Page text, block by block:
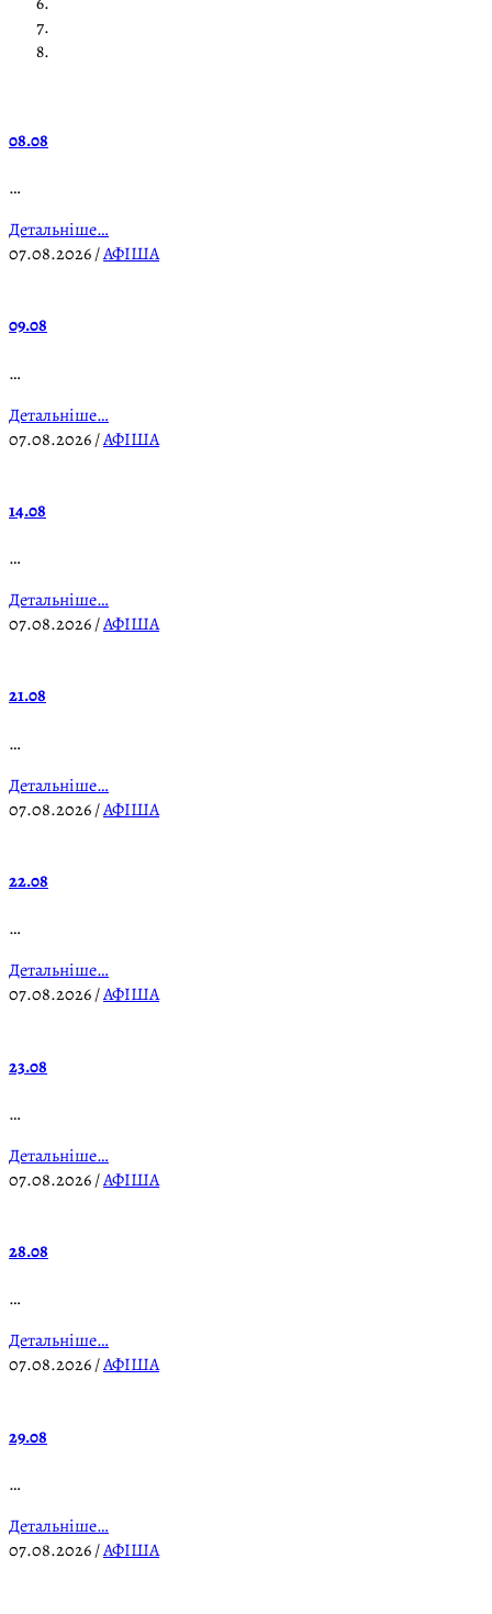
08.08
…
Детальніше…
07.08.2026/АФІША
09.08
…
Детальніше…
07.08.2026/АФІША
14.08
…
Детальніше…
07.08.2026/АФІША
21.08
…
Детальніше…
07.08.2026/АФІША
22.08
…
Детальніше…
07.08.2026/АФІША
23.08
…
Детальніше…
07.08.2026/АФІША
28.08
…
Детальніше…
07.08.2026/АФІША
29.08
…
Детальніше…
07.08.2026/АФІША